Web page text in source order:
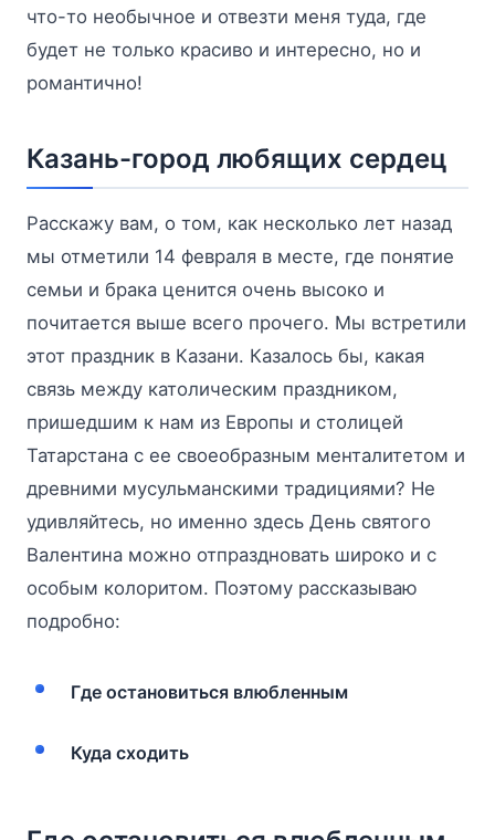
что-то необычное и отвезти меня туда, где
будет не только красиво и интересно, но и
романтично!
Казань-город любящих сердец
Расскажу вам, о том, как несколько лет назад
мы отметили 14 февраля в месте, где понятие
семьи и брака ценится очень высоко и
почитается выше всего прочего. Мы встретили
этот праздник в Казани. Казалось бы, какая
связь между католическим праздником,
пришедшим к нам из Европы и столицей
Татарстана с ее своеобразным менталитетом и
древними мусульманскими традициями? Не
удивляйтесь, но именно здесь День святого
Валентина можно отпраздновать широко и с
особым колоритом. Поэтому рассказываю
подробно:
Где остановиться влюбленным
Куда сходить